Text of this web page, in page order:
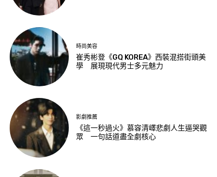
時尚美容
崔秀彬登《GQ KOREA》西裝混搭街頭美
學 展現現代男士多元魅力
影劇推薦
《這一秒過火》慕容清嶧悲劇人生逼哭觀
眾 一句話道盡全劇核心